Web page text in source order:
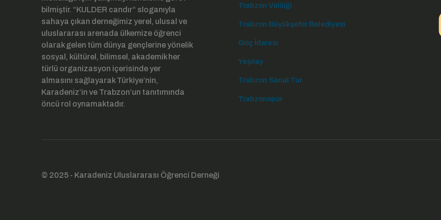
bilmiştir. “KULDER candır“ sloganıyla
sahaya çıkan derneğimiz yerel, ulusal ve
uluslararası arenada ülkemize öğrenci
olarak gelen tüm dünya gençlerine yönelik
sosyal, kültürel, bilimsel, akademik her
türlü organizasyon içerisinde yer
almasını sağlayarak Türkiye’nin,
Karadeniz’in ve Trabzon’un tanıtımında
öncü rol oynamaktadır.
Trabzon Valiliği
Trabzon Büyükşehir Belediyesi
Göç İdaresi
Yeşilay
Trabzon Sanal Tur
Trabzonspor
© 2025 - Karadeniz Uluslararası Öğrenci Derneği